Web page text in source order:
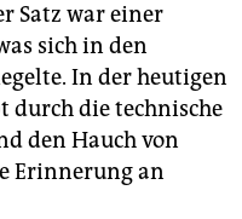
Satz war einer
sich in den
In der heutigen
durch die technische
den Hauch von
Erinnerung an